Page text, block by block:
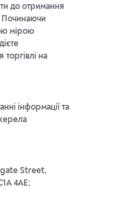
до отримання
Починаючи
мірою
торгівлі на
інформації та
Street,
4AE;